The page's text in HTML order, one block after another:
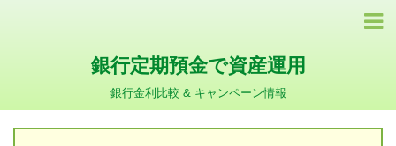
銀行定期預金で資産運用
銀行金利比較 & キャンペーン情報